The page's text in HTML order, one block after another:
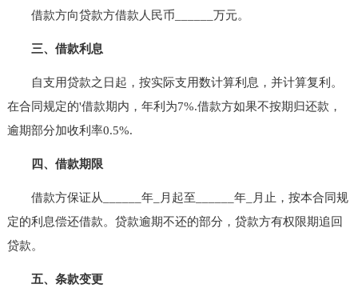
借款方向贷款方借款人民币______万元。
三、借款利息
自支用贷款之日起，按实际支用数计算利息，并计算复利。
在合同规定的'借款期内，年利为7%.借款方如果不按期归还款，
逾期部分加收利率0.5%.
四、借款期限
借款方保证从______年_月起至______年_月止，按本合同规
定的利息偿还借款。贷款逾期不还的部分，贷款方有权限期追回
贷款。
五、条款变更